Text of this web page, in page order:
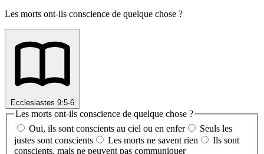
Les morts ont-ils conscience de quelque chose ?
Ecclesiastes 9:5-6
Les morts ont-ils conscience de quelque chose ?
Oui, ils sont conscients au ciel ou en enfer
Seuls les
justes sont conscients
Les morts ne savent rien
Ils sont
conscients, mais ne peuvent pas communiquer